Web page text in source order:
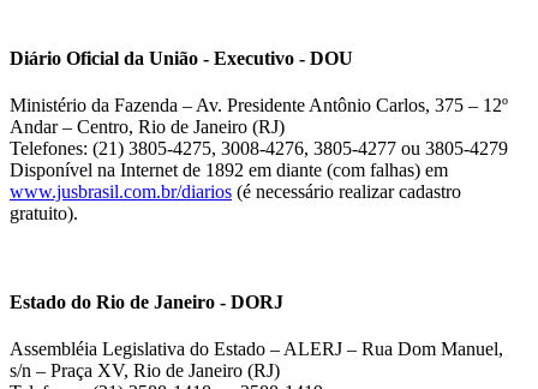
Diário Oficial da União - Executivo - DOU
Ministério da Fazenda – Av. Presidente Antônio Carlos, 375 – 12º
Andar – Centro, Rio de Janeiro (RJ)
Telefones: (21) 3805-4275, 3008-4276, 3805-4277 ou 3805-4279
Disponível na Internet de 1892 em diante (com falhas) em
www.jusbrasil.com.br/diarios (é necessário realizar cadastro
gratuito).
Estado do Rio de Janeiro - DORJ
Assembléia Legislativa do Estado – ALERJ – Rua Dom Manuel,
s/n – Praça XV, Rio de Janeiro (RJ)